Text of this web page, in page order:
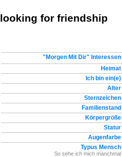
looking for friendship
"Morgen Mit Dir" Interessen
Heimat
Ich bin ein(e)
Alter
Sternzeichen
Familienstand
Körpergröße
Statur
Augenfarbe
Typus Mensch
So sehe ich mich manchmal